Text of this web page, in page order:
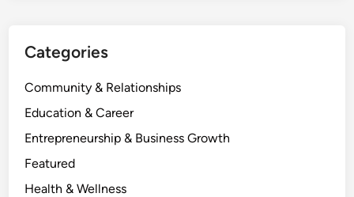
Categories
Community & Relationships
Education & Career
Entrepreneurship & Business Growth
Featured
Health & Wellness